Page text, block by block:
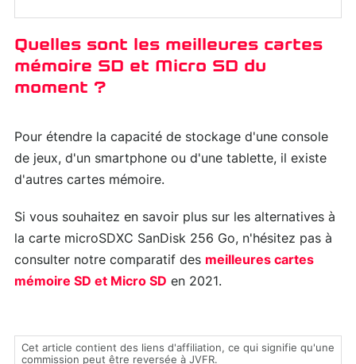
Quelles sont les meilleures cartes
mémoire SD et Micro SD du
moment ?
Pour étendre la capacité de stockage d'une console
de jeux, d'un smartphone ou d'une tablette, il existe
d'autres cartes mémoire.
Si vous souhaitez en savoir plus sur les alternatives à
la carte microSDXC SanDisk 256 Go, n'hésitez pas à
consulter notre comparatif des meilleures cartes
mémoire SD et Micro SD en 2021.
Cet article contient des liens d'affiliation, ce qui signifie qu'une
commission peut être reversée à JVFR.